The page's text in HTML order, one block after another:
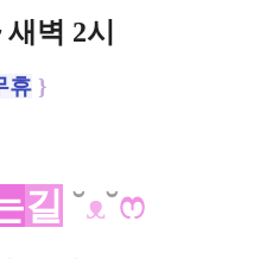
벽 2시
휴 }
길 ˘ᴥ˘ෆ